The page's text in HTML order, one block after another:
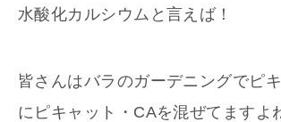
水酸化カルシウムと言えば！
皆さんはバラのガーデニングでピ
にピキャット・CAを混ぜてますよ